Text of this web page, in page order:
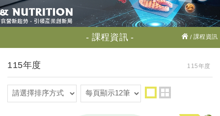
課程資訊 課程資訊
115年度
115年度